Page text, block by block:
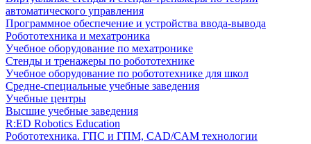
автоматического управления
Программное обеспечение и устройства ввода-вывода
Робототехника и мехатроника
Учебное оборудование по мехатронике
Стенды и тренажеры по робототехнике
Учебное оборудование по робототехнике для школ
Средне-специальные учебные заведения
Учебные центры
Высшие учебные заведения
R:ED Robotics Education
Робототехника. ГПС и ГПМ, CAD/CAM технологии